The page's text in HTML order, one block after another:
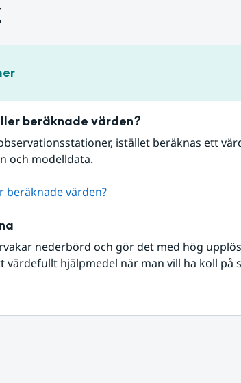
beräknade värden?
istället beräknas ett
och modelldata.
beräknade värden?
nederbörd och gör det med hög
värdefullt hjälpmedel när man vill ha koll på